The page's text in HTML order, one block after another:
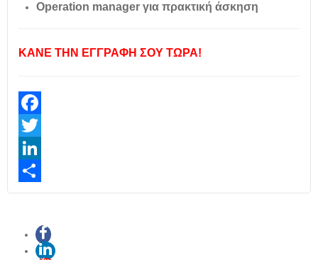
Operation manager για πρακτική άσκηση
ΚΑΝΕ ΤΗΝ ΕΓΓΡΑΦΗ ΣΟΥ ΤΩΡΑ!
Facebook
Twitter
LinkedIn
Share